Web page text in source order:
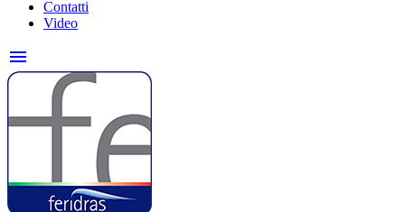
Contatti
Video
menu